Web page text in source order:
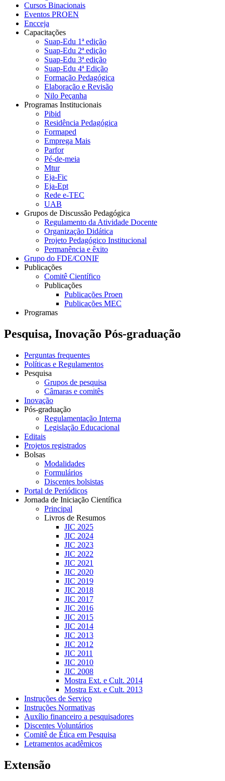
Cursos Binacionais
Eventos PROEN
Encceja
Capacitações
Suap-Edu 1ª edição
Suap-Edu 2ª edição
Suap-Edu 3ª edição
Suap-Edu 4ª Edição
Formação Pedagógica
Elaboração e Revisão
Nilo Peçanha
Programas Institucionais
Pibid
Residência Pedagógica
Formaped
Emprega Mais
Parfor
Pé-de-meia
Mtur
Eja-Fic
Eja-Ept
Rede e-TEC
UAB
Grupos de Discussão Pedagógica
Regulamento da Atividade Docente
Organização Didática
Projeto Pedagógico Institucional
Permanência e êxito
Grupo do FDE/CONIF
Publicações
Comitê Científico
Publicações
Publicações Proen
Publicações MEC
Programas
Pesquisa, Inovação Pós-graduação
Perguntas frequentes
Políticas e Regulamentos
Pesquisa
Grupos de pesquisa
Câmaras e comitês
Inovação
Pós-graduação
Regulamentação Interna
Legislação Educacional
Editais
Projetos registrados
Bolsas
Modalidades
Formulários
Discentes bolsistas
Portal de Periódicos
Jornada de Iniciação Científica
Principal
Livros de Resumos
JIC 2025
JIC 2024
JIC 2023
JIC 2022
JIC 2021
JIC 2020
JIC 2019
JIC 2018
JIC 2017
JIC 2016
JIC 2015
JIC 2014
JIC 2013
JIC 2012
JIC 2011
JIC 2010
JIC 2008
Mostra Ext. e Cult. 2014
Mostra Ext. e Cult. 2013
Instruções de Serviço
Instruções Normativas
Auxílio financeiro a pesquisadores
Discentes Voluntários
Comitê de Ética em Pesquisa
Letramentos acadêmicos
Extensão